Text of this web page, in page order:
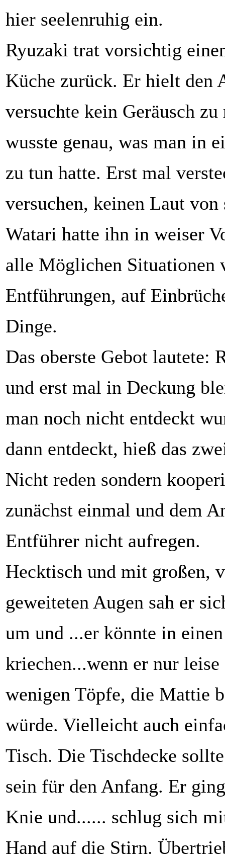
hier seelenruhig ein.
Ryuzaki trat vorsichtig
Küche zurück. Er hielt den
versuchte kein Geräusch zu
wusste genau, was man in
zu tun hatte. Erst mal
versuchen, keinen Laut von
Watari hatte ihn in weiser
alle Möglichen Situationen
Entführungen, auf
Dinge.
Das oberste Gebot lautete:
und erst mal in Deckung
man noch nicht entdeckt
dann entdeckt, hieß das
Nicht reden sondern
zunächst einmal und dem
Entführer nicht aufregen.
Hecktisch und mit großen,
geweiteten Augen sah er
um und ...er könnte in
kriechen...wenn er nur leise
wenigen Töpfe, die Mattie
würde. Vielleicht auch
Tisch. Die Tischdecke
sein für den Anfang. Er
Knie und...... schlug sich
Hand auf die Stirn.